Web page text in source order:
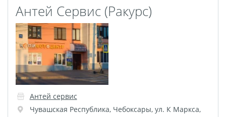
Фоторама с магнитами
Холст на ДВП
Латексная печать
Фотопечать на
пластике
Картины на досках
Фотопечать на дереве
Самоклеящийся винил
Антей Сервис (Ракурс)
Антей сервис
Чувашская Республика, Чебоксары, ул. К Маркса,